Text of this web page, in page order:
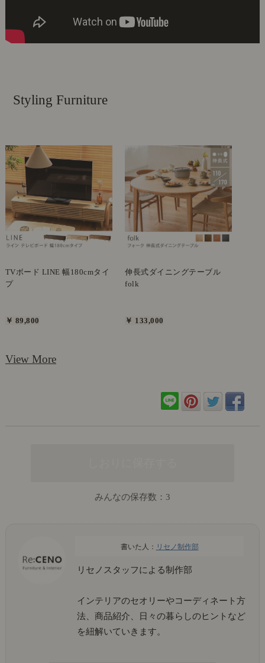
Styling Furniture
TVボード LINE 幅180cmタイ
プ
￥ 89,800
伸長式ダイニングテーブル
folk
￥ 133,000
View More
みんなの保存数： 3
リセノ制作部
リセノスタッフによる制作部
インテリアのセオリーやコーディネート方
法、商品紹介、日々の暮らしのヒントなど
を紐解いていきます。